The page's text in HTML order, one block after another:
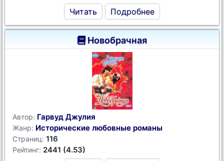
Читать Подробнее
Новобрачная
Автор: Гарвуд Джулия
Жанр: Исторические любовные романы
Страниц: 116
Рейтинг: 2441 (4.53)